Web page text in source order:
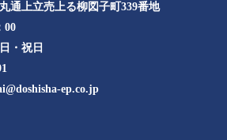
通上立売上る柳図子町339番地​​
00
・祝日
ep.co.jp